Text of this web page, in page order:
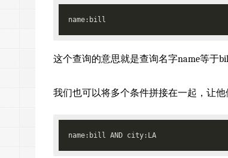
这个查询的意思就是查询名字name等于
我们也可以将多个条件拼接在一起，让